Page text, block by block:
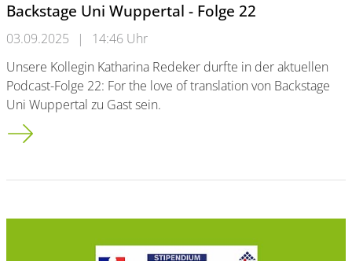
Backstage Uni Wuppertal - Folge 22
03.09.2025 |
14:46 Uhr
Unsere Kollegin Katharina Redeker durfte in der aktuellen
Podcast-Folge 22: For the love of translation von Backstage
Uni Wuppertal zu Gast sein.
Backstage Uni Wuppertal - Folge 22